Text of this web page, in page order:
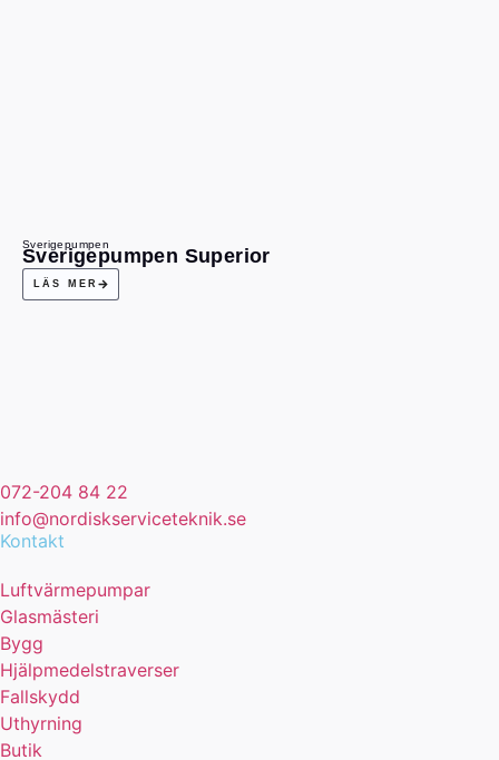
Sverigepumpen
Sverigepumpen Superior
LÄS MER
072-204 84 22
info@nordiskserviceteknik.se
Kontakt
Luftvärmepumpar
Glasmästeri
Bygg
Hjälpmedelstraverser
Fallskydd
Uthyrning
Butik